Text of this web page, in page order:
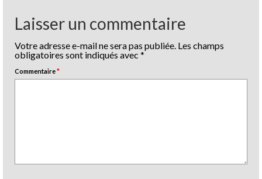
Laisser un commentaire
Votre adresse e-mail ne sera pas publiée. Les champs
obligatoires sont indiqués avec *
Commentaire*